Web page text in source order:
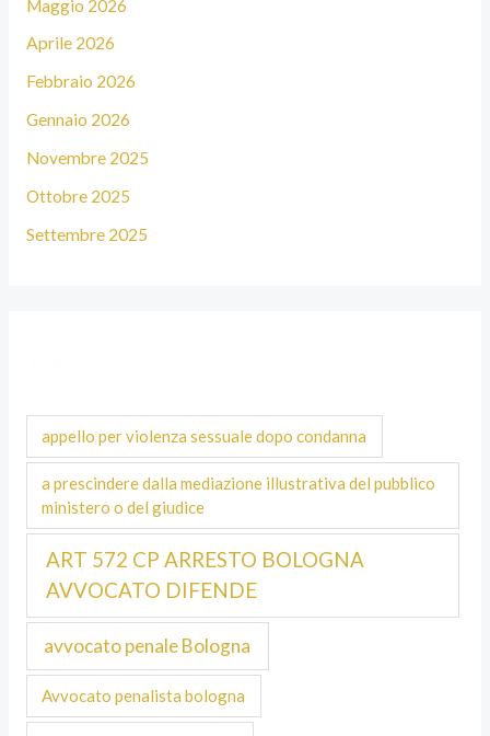
Maggio 2026
Aprile 2026
Febbraio 2026
Gennaio 2026
Novembre 2025
Ottobre 2025
Settembre 2025
appello per violenza sessuale dopo condanna
a prescindere dalla mediazione illustrativa del pubblico
ministero o del giudice
ART 572 CP ARRESTO BOLOGNA
AVVOCATO DIFENDE
avvocato penale Bologna
Avvocato penalista bologna